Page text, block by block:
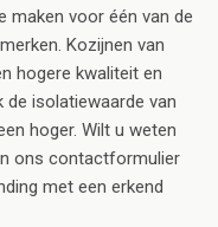
maken voor één van de
Kozijnen van
hogere kwaliteit en
de isolatiewaarde van
hoger. Wilt u weten
ons contactformulier
met een erkend